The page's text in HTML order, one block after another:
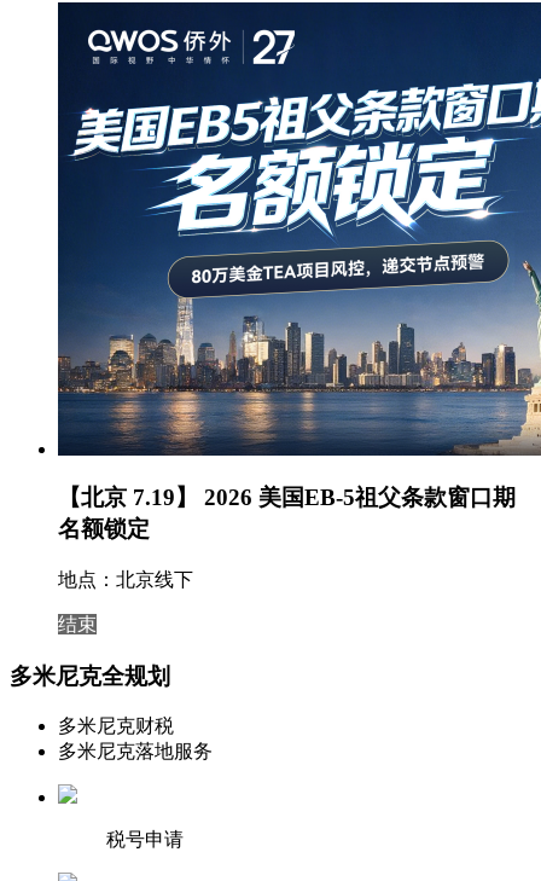
【北京 7.19】 2026 美国EB-5祖父条款窗口期
名额锁定
地点：北京线下
结束
多米尼克全规划
多米尼克财税
多米尼克落地服务
税号申请